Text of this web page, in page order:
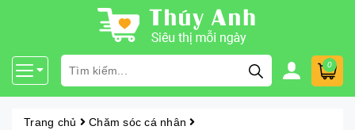
0
Trang chủ
Chăm sóc cá nhân